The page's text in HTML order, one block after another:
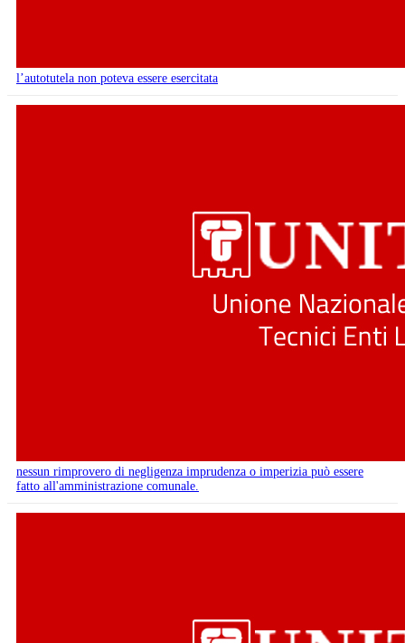
l’autotutela non poteva essere esercitata
nessun rimprovero di negligenza imprudenza o imperizia può essere
fatto all'amministrazione comunale.